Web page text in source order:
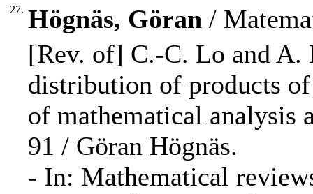
27. Högnäs, Göran /
[Rev. of] C.-C. Lo and A.
distribution of products
of mathematical analysis
91 / Göran Högnäs.
- In: Mathematical